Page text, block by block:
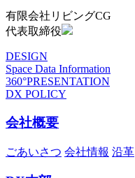
有限会社リビングCG
代表取締役
DESIGN
Space Data Information
360°PRESENTATION
DX POLICY
会社概要
ごあいさつ 会社情報 沿革